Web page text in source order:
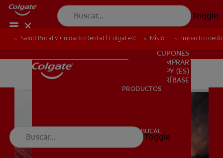
Toggle
PRODUCTOS
SALUD BUCAL
PARA PROFESIONALES
CUPONES
DONDE COMPRAR
PY (ES)
SUSCRÍBASE
PRODUCTOS
SALUD BUCAL
Toggle
Salud Bucal y Cuidado Dental | Colgate® Misión Impacto
Salud Bucal y Cuidado Dental | Colgate® Misión Impacto